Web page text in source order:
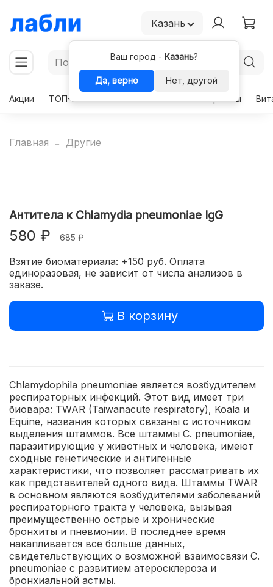
Казань
Ваш город - Казань?
Да, верно
Нет, другой
Акции
ТОП-50 Гормоны
Главная Другие
Антитела к Chlamydia pneumoniae IgG
580 ₽ 685 ₽
Взятие биоматериала: +150 руб. Оплата
единоразовая, не зависит от числа анализов в
заказе.
В корзину
Chlamydophila pneumoniae является возбудителем
респираторных инфекций. Этот вид имеет три
биовара: TWAR (Taiwanacute respiratory), Koala и
Equine, названия которых связаны с источником
выделения штаммов. Все штаммы C. pneumoniae,
паразитирующие у животных и человека, имеют
сходные генетические и антигенные
характеристики, что позволяет рассматривать их
как представителей одного вида. Штаммы TWAR
в основном являются возбудителями заболеваний
респираторного тракта у человека, вызывая
преимущественно острые и хронические
бронхиты и пневмонии. В последнее время
накапливается все больше данных,
свидетельствующих о возможной взаимосвязи C.
pneumoniae с развитием атеросклероза и
бронхиальной астмы.